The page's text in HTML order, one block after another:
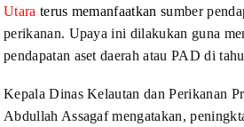
Utara terus memanfaatkan sumber
perikanan. Upaya ini dilakukan guna
pendapatan aset daerah atau PAD di
Kepala Dinas Kelautan dan Perikanan
Abdullah Assagaf mengatakan,